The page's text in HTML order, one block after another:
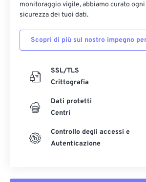
monitoraggio vigile, abbiamo curato
sicurezza dei tuoi dati.
Scopri di più sul nostro impegno
SSL/TLS
Crittografia
Dati protetti
Centri
Controllo degli accessi e
Autenticazione